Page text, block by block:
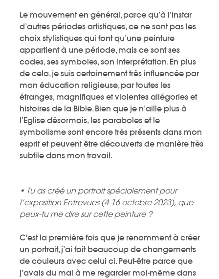
Le mouvement en général, parce qu’à l’instar
d’autres périodes artistiques, ce ne sont pas les
choix stylistiques qui font qu’une peinture
appartient à une période, mais ce sont ses
codes, ses symboles, son interprétation. En plus
de cela, je suis certainement très influencée par
mon éducation religieuse, par toutes les
étranges, magnifiques et violentes allégories et
histoires de la Bible. Bien que je n’aille plus à
l’Eglise désormais, les paraboles et le
symbolisme sont encore très présents dans mon
esprit et peuvent être découverts de manière très
subtile dans mon travail.
• Tu as créé un portrait spécialement pour
l’exposition Entrevues (4-16 octobre 2023), que
peux-tu me dire sur cette peinture ?
C'est la première fois que je renomment à créer
un portrait, j’ai fait beaucoup de changements
de couleurs avec celui ci. Peut-être parce que
j’avais du mal à me regarder moi-même dans